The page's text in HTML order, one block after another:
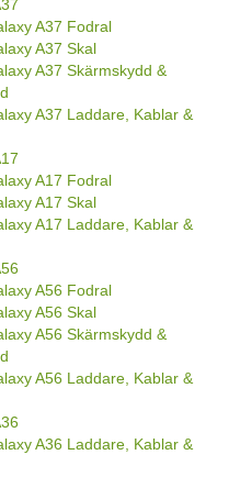
A37 Fodral
A37 Skal
A37 Skärmskydd &
A37 Laddare, Kablar &
A17 Fodral
A17 Skal
A17 Laddare, Kablar &
A56 Fodral
A56 Skal
A56 Skärmskydd &
A56 Laddare, Kablar &
A36 Laddare, Kablar &